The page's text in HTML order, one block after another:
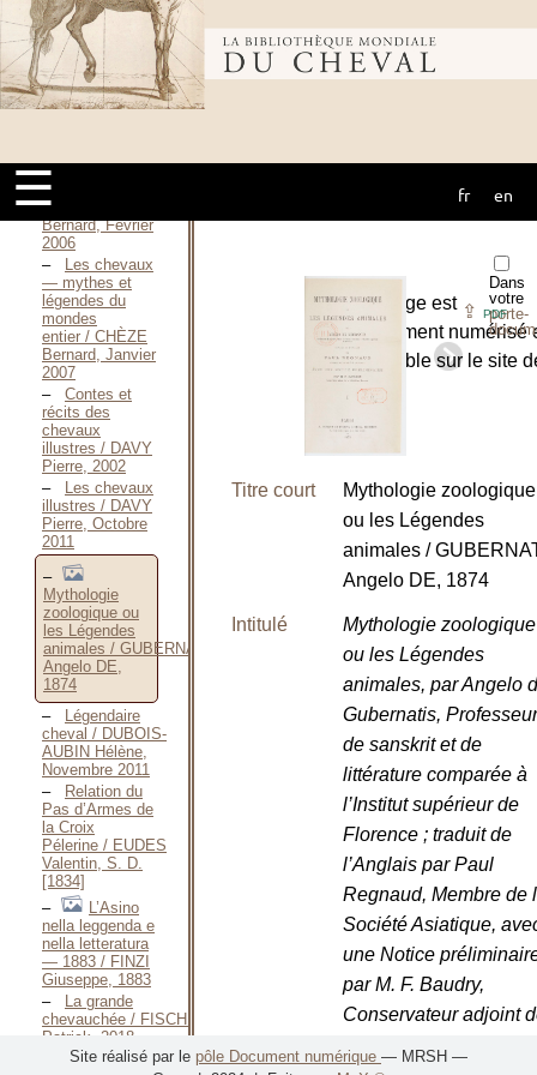
Bibliothèque
mondiale du
cheval
☰ fr en
Gérard, 2007
Animaux dans
la Légende,
dans la
Science, dans
S. D. (1909)
cheval / CHÈZE
Bernard, Février
2006
Les chevaux
— mythes et
légendes du
mondes
entier / CHÈZE
Bernard, Janvier
2007
Contes et
récits des
chevaux
illustres / DAVY
Pierre, 2002
Les chevaux
illustres / DAVY
Pierre, Octobre
2011
Mythologie
zoologique ou
les Légendes
animales / GUBERNATIS
Angelo DE,
1874
Légendaire
cheval / DUBOIS-
AUBIN Hélène,
Novembre 2011
Relation du
Pas d’Armes de
la Croix
Pélerine / EUDES
Valentin, S. D.
[1834]
L’Asino
nella leggenda e
nella letteratura
— 1883 / FINZI
Giuseppe, 1883
La grande
chevauchée / FISCHMANN
Patrick, 2018
Chevaux de
Dans
votre
porte-
⇪ PDF
L’ouvrage est
entièrement numérisé
disponible sur le site
- T. I
-
Titre court
Mythologie zoologique
ou les Légendes
animales /
Angelo DE, 1874
Intitulé
Mythologie zoologique
ou les Légendes
animales, par Angelo
Gubernatis, Professeur
de sanskrit et de
littérature comparée à
l’Institut supérieur de
Florence ; traduit de
l’Anglais par Paul
Regnaud, Membre de
Société Asiatique,
une Notice
par M. F. Baudry,
Conservateur adjoint
Site réalisé par le pôle Document numérique — MRSH —